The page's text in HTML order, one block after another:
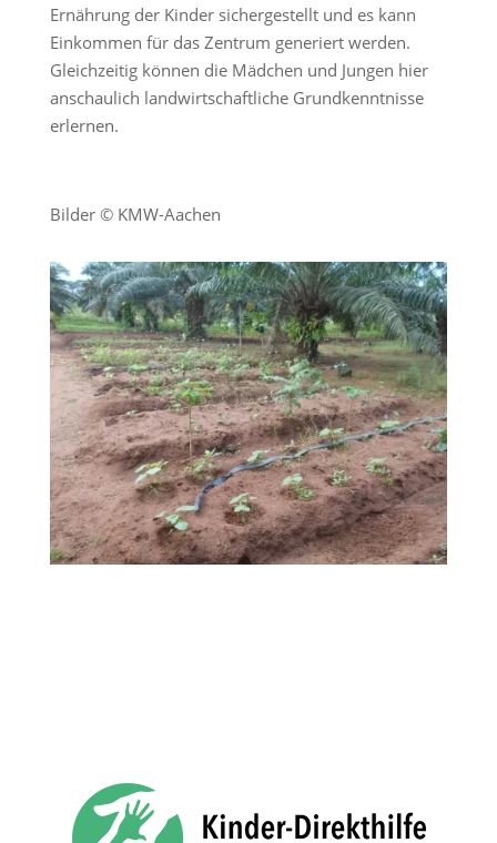
Ernährung der Kinder sichergestellt und es kann
Einkommen für das Zentrum generiert werden.
Gleichzeitig können die Mädchen und Jungen hier
anschaulich landwirtschaftliche Grundkenntnisse
erlernen.
Bilder © KMW-Aachen